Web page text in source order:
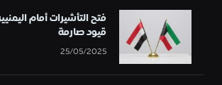
فتح التأشيرات أمام
قيود صارمة
25/05/2025